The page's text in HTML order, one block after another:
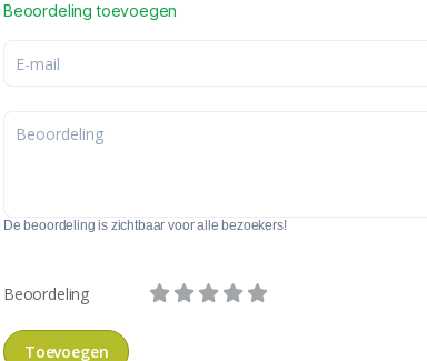
Beoordeling toevoegen
De beoordeling is zichtbaar voor alle bezoekers!
Beoordeling